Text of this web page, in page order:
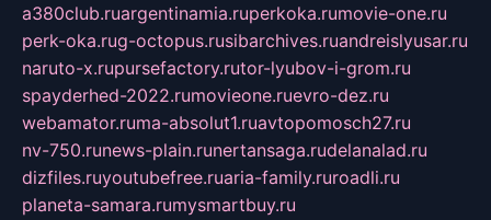
a380club.ruargentinamia.ruperkoka.rumovie-one.ru
perk-oka.rug-octopus.rusibarchives.ruandreislyusar.ru
naruto-x.rupursefactory.rutor-lyubov-i-grom.ru
spayderhed-2022.rumovieone.ruevro-dez.ru
webamator.ruma-absolut1.ruavtopomosch27.ru
nv-750.runews-plain.runertansaga.rudelanalad.ru
dizfiles.ruyoutubefree.ruaria-family.ruroadli.ru
planeta-samara.rumysmartbuy.ru